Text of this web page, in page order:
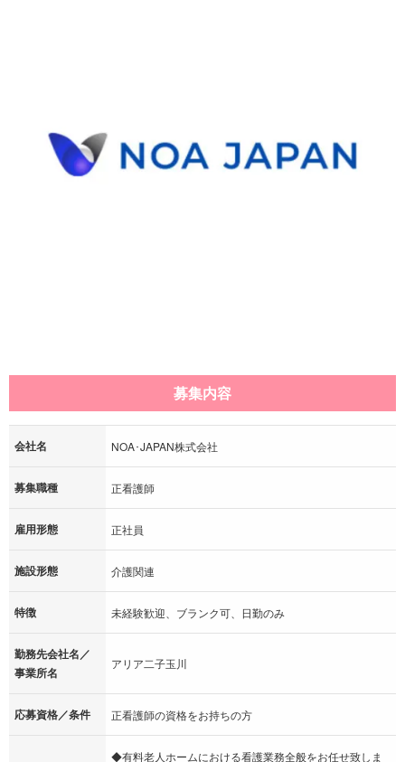
募集内容
会社名 NOA･JAPAN株式会社
募集職種 正看護師
雇用形態 正社員
施設形態 介護関連
特徴 未経験歓迎、ブランク可、日勤のみ
勤務先会社名／
事業所名
アリア二子玉川
応募資格／条件 正看護師の資格をお持ちの方
◆有料老人ホームにおける看護業務全般をお任せ致しま